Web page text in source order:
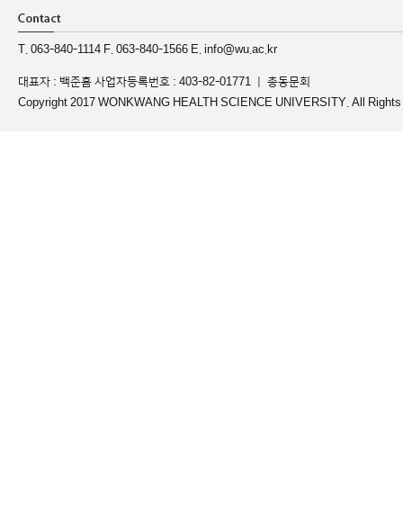
T. 063-840-1114 F. 063-840-1566 E. info@wu.ac.kr
대표자 : 백준흠 사업자등록번호 : 403-82-01771 ｜ 총동문회
Copyright 2017 WONKWANG HEALTH SCIENCE UNIVERSITY. All